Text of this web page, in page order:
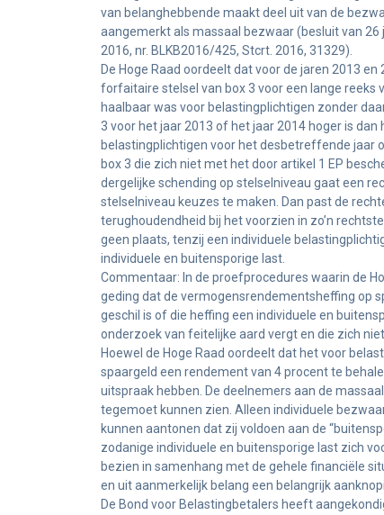
van belanghebbende maakt deel uit van de
aangemerkt als massaal bezwaar (besluit van 26
2016, nr. BLKB2016/425, Stcrt. 2016, 31329).
De Hoge Raad oordeelt dat voor de jaren 2013
forfaitaire stelsel van box 3 voor een lange
haalbaar was voor belastingplichtigen zonder
3 voor het jaar 2013 of het jaar 2014 hoger is
belastingplichtigen voor het desbetreffende jaar
box 3 die zich niet met het door artikel 1 EP
dergelijke schending op stelselniveau gaat een
stelselniveau keuzes te maken. Dan past de
terughoudendheid bij het voorzien in zo’n
geen plaats, tenzij een individuele
individuele en buitensporige last.
Commentaar: In de proefprocedures waarin de
geding dat de vermogensrendementsheffing op
geschil is of die heffing een individuele en
onderzoek van feitelijke aard vergt en die zich
Hoewel de Hoge Raad oordeelt dat het voor
spaargeld een rendement van 4 procent te
uitspraak hebben. De deelnemers aan de
tegemoet kunnen zien. Alleen individuele
kunnen aantonen dat zij voldoen aan de
zodanige individuele en buitensporige last zich
bezien in samenhang met de gehele financiële
en uit aanmerkelijk belang een belangrijk
De Bond voor Belastingbetalers heeft